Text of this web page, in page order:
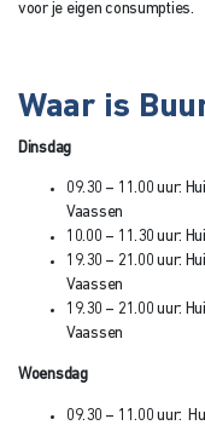
voor je eigen consumpties.
Waar is
Dinsdag
09.30 – 11.00 uur:
Vaassen
10.00 – 11.30 uur:
19.30 – 21.00 uur:
Vaassen
19.30 – 21.00 uur:
Vaassen
Woensdag
09.30 – 11.00 uur: